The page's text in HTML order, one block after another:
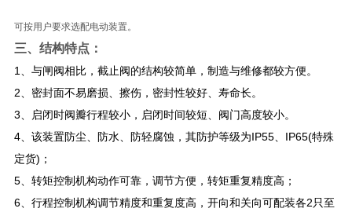
可按用户要求选配电动装置。
三、结构特点：
1、与闸阀相比，截止阀的结构较简单，制造与维修都较方便。
2、密封面不易磨损、擦伤，密封性较好、寿命长。
3、启闭时阀瓣行程较小，启闭时间较短、阀门高度较小。
4、该装置防尘、防水、防轻腐蚀，其防护等级为IP55、IP65(特殊
定货)；
5、转矩控制机构动作可靠，调节方便，转矩重复精度高；
6、行程控制机构调节精度和重复度高，开向和关向可配装各2只至